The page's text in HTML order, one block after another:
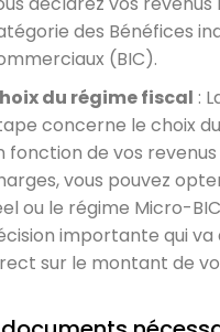
des Bénéfices
(BIC).
du régime fiscal :
concerne le choix
fonction de vos
vous pouvez
ou le régime Micro-
importante qui
sur le montant de